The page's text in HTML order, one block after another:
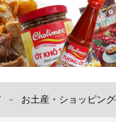
お土産・ショッピング